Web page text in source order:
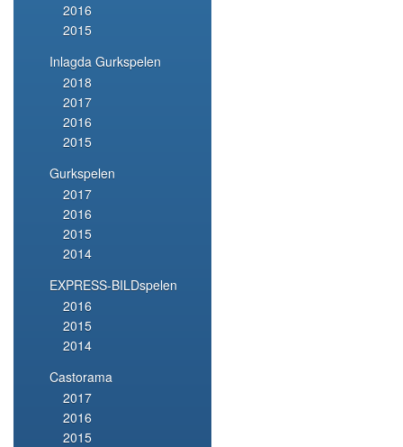
2016
2015
Inlagda Gurkspelen
2018
2017
2016
2015
Gurkspelen
2017
2016
2015
2014
EXPRESS-BILDspelen
2016
2015
2014
Castorama
2017
2016
2015